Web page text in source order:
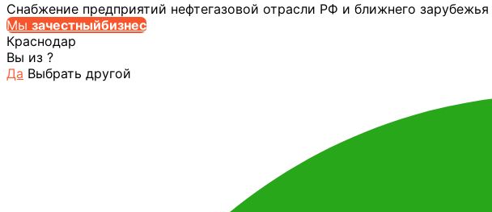
Снабжение предприятий нефтегазовой отрасли РФ и ближнего зарубежья
Мы зачестныйбизнес
Краснодар
Вы из ?
Да Выбрать другой